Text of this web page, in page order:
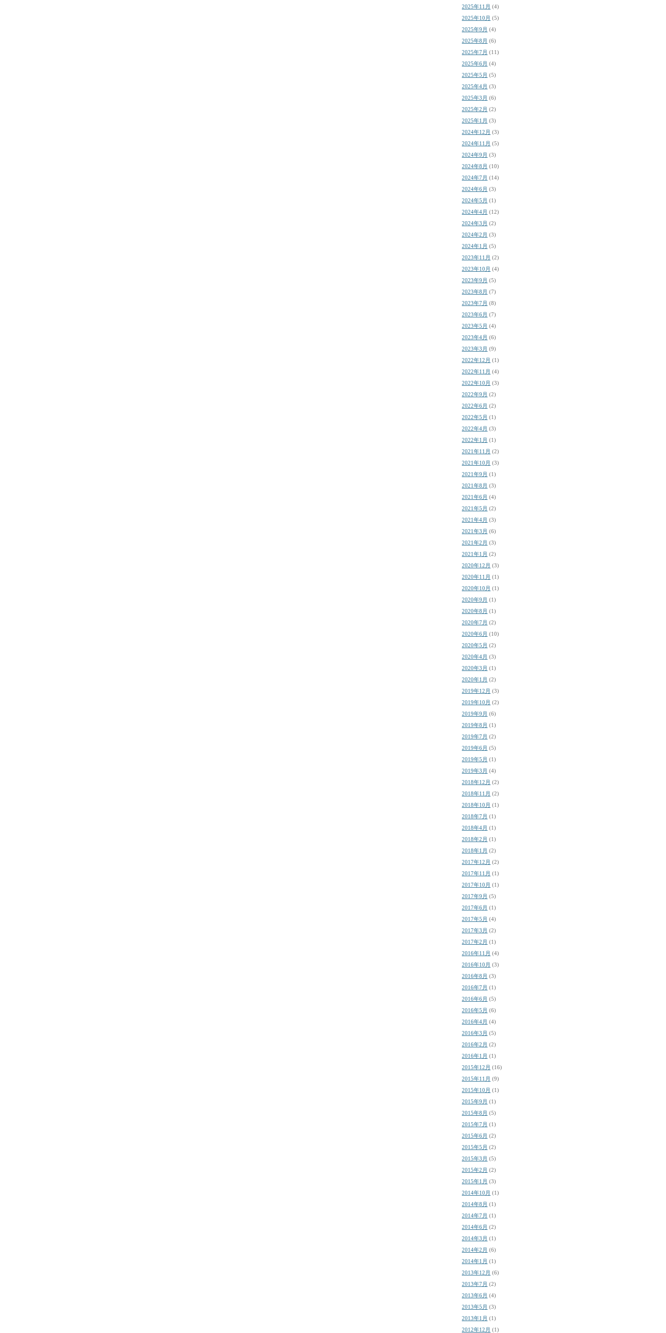
2025年11月 (4)
2025年10月 (5)
2025年9月 (4)
2025年8月 (6)
2025年7月 (11)
2025年6月 (4)
2025年5月 (5)
2025年4月 (3)
2025年3月 (6)
2025年2月 (2)
2025年1月 (3)
2024年12月 (3)
2024年11月 (5)
2024年9月 (3)
2024年8月 (10)
2024年7月 (14)
2024年6月 (3)
2024年5月 (1)
2024年4月 (12)
2024年3月 (2)
2024年2月 (3)
2024年1月 (5)
2023年11月 (2)
2023年10月 (4)
2023年9月 (5)
2023年8月 (7)
2023年7月 (8)
2023年6月 (7)
2023年5月 (4)
2023年4月 (6)
2023年3月 (9)
2022年12月 (1)
2022年11月 (4)
2022年10月 (3)
2022年9月 (2)
2022年6月 (2)
2022年5月 (1)
2022年4月 (3)
2022年1月 (1)
2021年11月 (2)
2021年10月 (3)
2021年9月 (1)
2021年8月 (3)
2021年6月 (4)
2021年5月 (2)
2021年4月 (3)
2021年3月 (6)
2021年2月 (3)
2021年1月 (2)
2020年12月 (3)
2020年11月 (1)
2020年10月 (1)
2020年9月 (1)
2020年8月 (1)
2020年7月 (2)
2020年6月 (10)
2020年5月 (2)
2020年4月 (3)
2020年3月 (1)
2020年1月 (2)
2019年12月 (3)
2019年10月 (2)
2019年9月 (6)
2019年8月 (1)
2019年7月 (2)
2019年6月 (5)
2019年5月 (1)
2019年3月 (4)
2018年12月 (2)
2018年11月 (2)
2018年10月 (1)
2018年7月 (1)
2018年4月 (1)
2018年2月 (1)
2018年1月 (2)
2017年12月 (2)
2017年11月 (1)
2017年10月 (1)
2017年9月 (5)
2017年6月 (1)
2017年5月 (4)
2017年3月 (2)
2017年2月 (1)
2016年11月 (4)
2016年10月 (3)
2016年8月 (3)
2016年7月 (1)
2016年6月 (5)
2016年5月 (6)
2016年4月 (4)
2016年3月 (5)
2016年2月 (2)
2016年1月 (1)
2015年12月 (16)
2015年11月 (9)
2015年10月 (1)
2015年9月 (1)
2015年8月 (5)
2015年7月 (1)
2015年6月 (2)
2015年5月 (2)
2015年3月 (5)
2015年2月 (2)
2015年1月 (3)
2014年10月 (1)
2014年8月 (1)
2014年7月 (1)
2014年6月 (2)
2014年3月 (1)
2014年2月 (6)
2014年1月 (1)
2013年12月 (6)
2013年7月 (2)
2013年6月 (4)
2013年5月 (3)
2013年1月 (1)
2012年12月 (1)